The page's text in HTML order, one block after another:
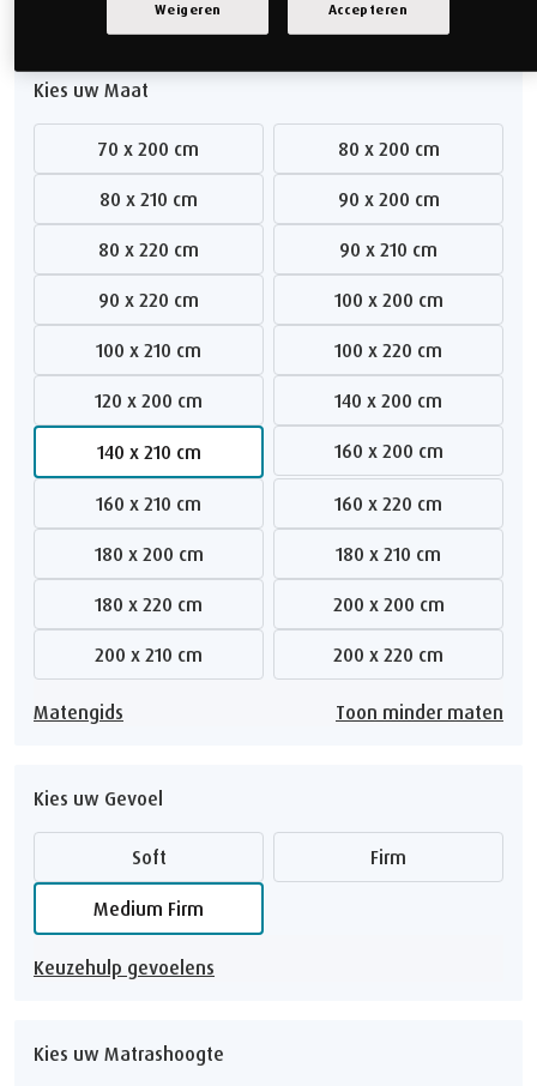
25% korting
Kies uw Maat
70 x 200 cm 80 x 200 cm
80 x 210 cm 90 x 200 cm
80 x 220 cm 90 x 210 cm
90 x 220 cm 100 x 200 cm
100 x 210 cm 100 x 220 cm
120 x 200 cm 140 x 200 cm
140 x 210 cm 160 x 200 cm
160 x 210 cm 160 x 220 cm
180 x 200 cm 180 x 210 cm
180 x 220 cm 200 x 200 cm
200 x 210 cm 200 x 220 cm
Matengids Toon minder maten
Kies uw Gevoel
Soft Firm
Medium Firm
Keuzehulp gevoelens
Kies uw Matrashoogte
Weigeren Accepteren